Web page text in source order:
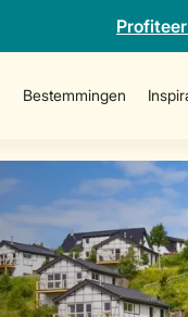
Bestemmingen